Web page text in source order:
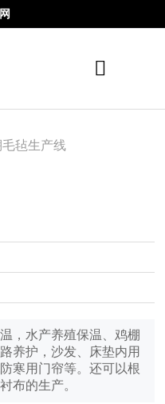
毛毡生产线
，水产养殖保温、鸡棚
养护，沙发、床垫内用
寒用门帘等。还可以根
布的生产。